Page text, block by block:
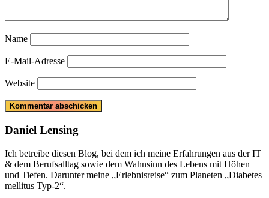
Name
E-Mail-Adresse
Website
Daniel Lensing
Ich betreibe diesen Blog, bei dem ich meine Erfahrungen aus der IT
& dem Berufsalltag sowie dem Wahnsinn des Lebens mit Höhen
und Tiefen. Darunter meine „Erlebnisreise“ zum Planeten „Diabetes
mellitus Typ-2“.